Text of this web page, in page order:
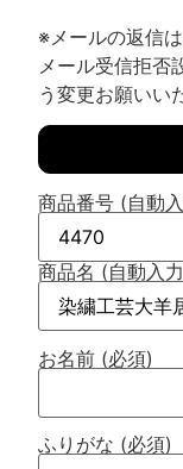
※メールの返信
メール受信拒
う変更お願いい
商品番号 (自動
商品名 (自動入
お名前 (必須)
ふりがな (必須)